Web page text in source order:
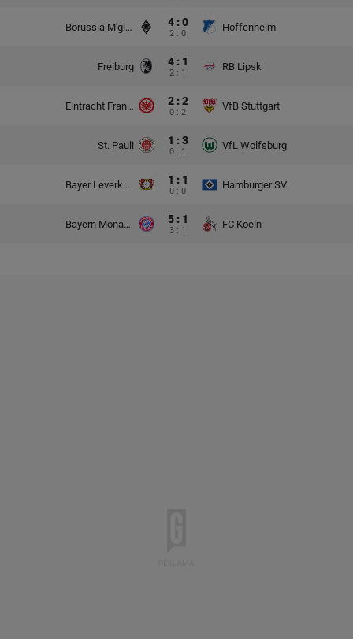
Borussia M'gladbach 4 : 0
2 : 0
Hoffenheim
Freiburg 4 : 1
2 : 1
RB Lipsk
Eintracht Frankfurt 2 : 2
0 : 2
VfB Stuttgart
St. Pauli 1 : 3
0 : 1
VfL Wolfsburg
Bayer Leverkusen 1 : 1
0 : 0
Hamburger SV
Bayern Monachium 5 : 1
3 : 1
FC Koeln